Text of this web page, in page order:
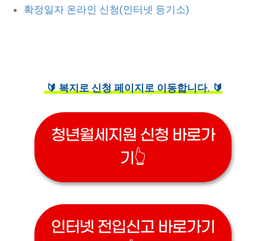
확정일자 온라인 신청(인터넷 등기소)
🔰 복지로 신청 페이지로 이동합니다. 🔰
청년월세지원 신청 바로가
기👆
인터넷 전입신고 바로가기